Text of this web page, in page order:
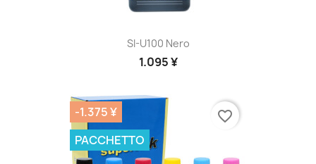
SI-U100 Nero
1.095 ¥
-1.375 ¥
PACCHETTO
favorite_border